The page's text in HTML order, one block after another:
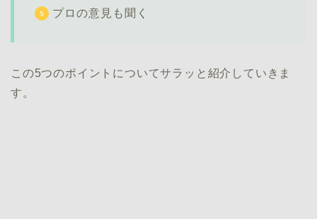
プロの意見も聞く
この5つのポイントについてサラッと紹介していきま
す。